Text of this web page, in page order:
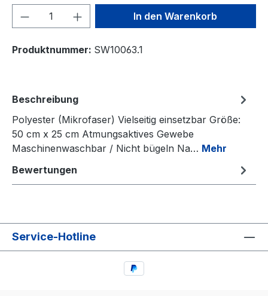
Produkt Anzahl: Gib denIn den Warenkorb
Produktnummer: SW10063.1
Beschreibung
Polyester (Mikrofaser) Vielseitig einsetzbar Größe:
50 cm x 25 cm Atmungsaktives Gewebe
Maschinenwaschbar / Nicht bügeln Na… Mehr
Bewertungen
Service-Hotline